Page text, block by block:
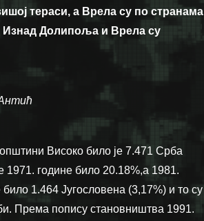
тераси, а Врела су по странама
Изнад Долипоља и Врела су
Високо било је 7.471 Срба
1971. године било 20.18%,а 1981.
1.464 Југословена (3,17%) и то су
Према попису становништва 1991.